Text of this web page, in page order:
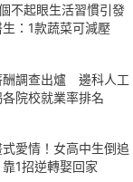
不起眼生活習慣引發
：1款蔬菜可減壓
酬調查出爐 邊科人工
院校就業率排名
愛情！女高中生倒追
1招逆轉娶回家